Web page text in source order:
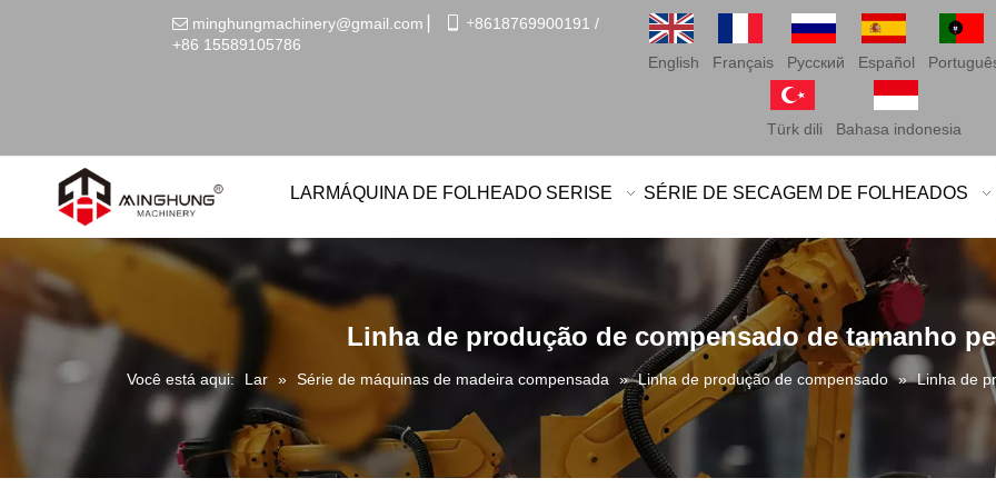
 minghungmachinery@gmail.com  +8618769900191 /
+86 15589105786
English
Français Pусский Español
Türk dili Bahasa indonesia
LARMÁQUINA DE FOLHEADO SERISE SÉRIE DE SECAGEM DE FOLHEADOS
Linha de produção de compensado de tamanho
Você está aqui: Lar » Série de máquinas de madeira compensada » Linha de produção de compensado » Linha de